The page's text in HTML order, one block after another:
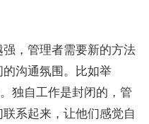
，管理者需要新的方法
沟通氛围。比如举
独自工作是封闭的，管
系起来，让他们感觉自